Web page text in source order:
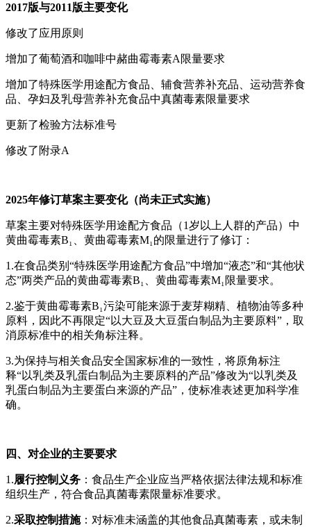
2017版与2011版主要变化
修改了应用原则
增加了葡萄酒和咖啡中赭曲霉毒素A限量要求
增加了特殊医学用途配方食品、辅食营养补充品、运动营养食
品、孕妇及乳母营养补充食品中真菌毒素限量要求
更新了检验方法标准号
修改了附录A
2025年修订草案主要变化（尚未正式实施）
草案主要对特殊医学用途配方食品（1岁以上人群的产品）中
黄曲霉毒素B₁、黄曲霉毒素M₁的限量进行了修订：
1.在食品类别“特殊医学用途配方食品”中增加“液态”和“其他状
态”两类产品的黄曲霉毒素B₁、黄曲霉毒素M₁限量要求。
2.鉴于黄曲霉毒素B₁污染可能来源于麦芽糊精、植物油等多种
原料，因此不再限定“以大豆及大豆蛋白制品为主要原料”，取
消原标准中的相关角标注释。
3.为保持与相关食品安全国家标准的一致性，将原角标注
释“以乳类及乳蛋白制品为主要原料的产品”修改为“以乳类及
乳蛋白制品为主要蛋白来源的产品”，使标准表述更加科学准
确。
四、对企业的主要要求
1.履行控制义务 ：食品生产企业应当严格依据法律法规和标准
组织生产，符合食品真菌毒素限量标准要求。
2.采取控制措施：对标准未涵盖的其他食品真菌毒素，或未制